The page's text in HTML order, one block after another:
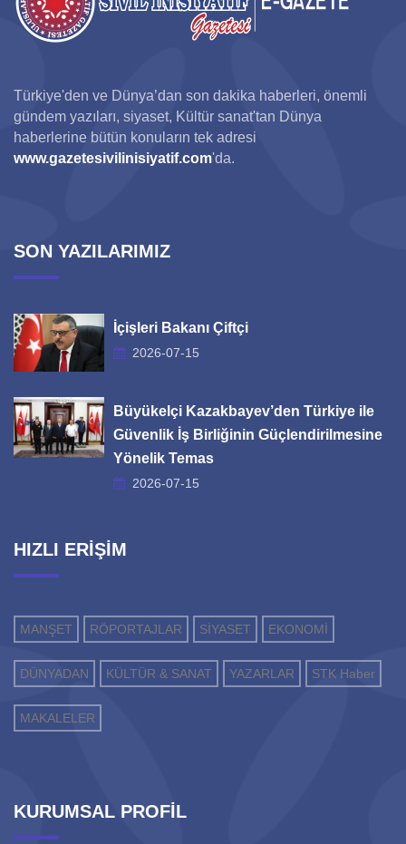
Türkiye'den ve Dünya’dan son dakika haberleri, önemli
gündem yazıları, siyaset, Kültür sanat'tan Dünya
haberlerine bütün konuların tek adresi
www.gazetesivilinisiyatif.com'da.
SON YAZILARIMIZ
İçişleri Bakanı Çiftçi
2026-07-15
Büyükelçi Kazakbayev’den Türkiye ile
Güvenlik İş Birliğinin Güçlendirilmesine
Yönelik Temas
2026-07-15
HIZLI ERİŞİM
MANŞET RÖPORTAJLAR SİYASET EKONOMİ
DÜNYADAN KÜLTÜR & SANAT YAZARLAR STK Haber
MAKALELER
KURUMSAL PROFİL